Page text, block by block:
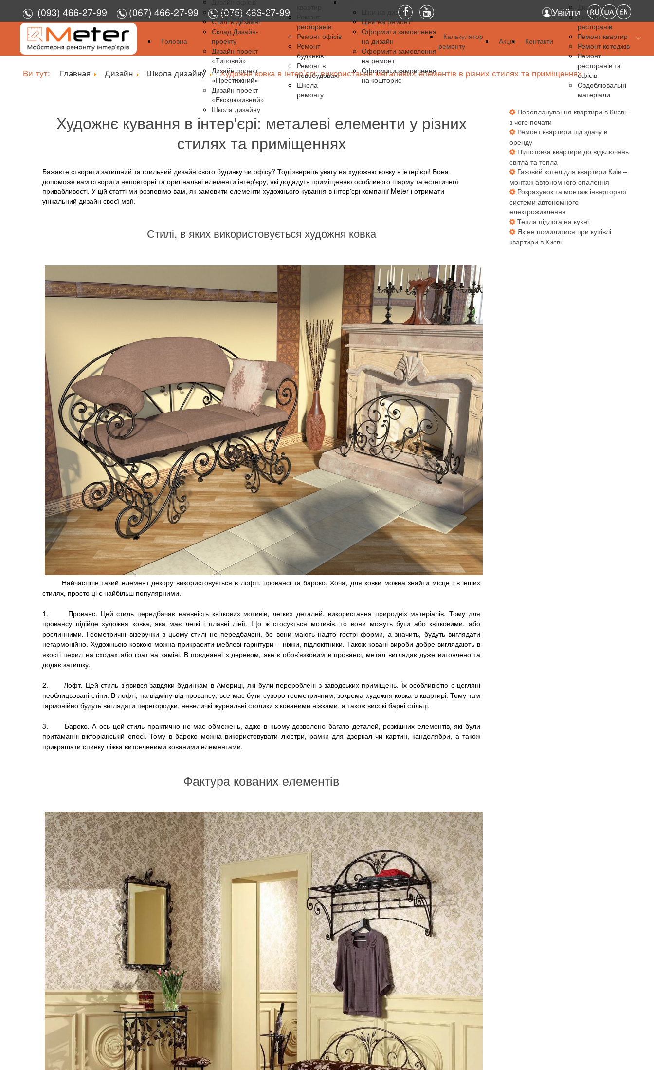
(093) 466-27-99 (067) 466-27-99 (075) 466-27-99 Увійти
Головна
Дизайн ресторанів
Стилі в дизайні
Склад Дизайн-
проекту
Дизайн проект
«Типовий»
Дизайн проект
«Престижний»
Дизайн проект
«Ексклюзивний»
Школа дизайну
ресторанів
Ремонт офісів
Ремонт
будинків
Ремонт в
новобудовах
Школа
ремонту
Ціни на дизайн
Ціни на ремонт
Оформити замовлення
на дизайн
Оформити замовлення
на ремонт
Оформити замовлення
на кошторис
Калькулятор
ремонту
Акція Контакти
Дизайн офісів
Дизайн
ресторанів
Ремонт квартир
Ремонт котеджів
Ремонт
ресторанів та
офісів
Оздоблювальні
матеріали
Ви тут: Главная Дизайн Школа дизайну Художня ковка в інтер’єрі: використання металевих елементів в різних стилях та приміщеннях
Художнє кування в інтер'єрі: металеві елементи у різних
стилях та приміщеннях
Бажаєте створити затишний та стильний дизайн свого будинку чи офісу? Тоді зверніть увагу на художню ковку в інтер'єрі! Вона
допоможе вам створити неповторні та оригінальні елементи інтер'єру, які додадуть приміщенню особливого шарму та естетичної
привабливості. У цій статті ми розповімо вам, як замовити елементи художнього кування в інтер'єрі компанії Meter і отримати
унікальний дизайн своєї мрії.
Стилі, в яких використовується художня ковка
Найчастіше такий елемент декору використовується в лофті, провансі та бароко. Хоча, для ковки можна знайти місце і в інших
стилях, просто ці є найбільш популярними.
1. Прованс. Цей стиль передбачає наявність квіткових мотивів, легких деталей, використання природніх матеріалів. Тому для
провансу підійде художня ковка, яка має легкі і плавні лінії. Що ж стосується мотивів, то вони можуть бути або квітковими, або
рослинними. Геометричні візерунки в цьому стилі не передбачені, бо вони мають надто гострі форми, а значить, будуть виглядати
негармонійно. Художньою ковкою можна прикрасити меблеві гарнітури – ніжки, підлокітники. Також ковані вироби добре виглядають в
якості перил на сходах або грат на каміні. В поєднанні з деревом, яке є обов’язковим в провансі, метал виглядає дуже витончено та
додає затишку.
2. Лофт. Цей стиль з’явився завдяки будинкам в Америці, які були перероблені з заводських приміщень. Їх особливістю є цегляні
необлицьовані стіни. В лофті, на відміну від провансу, все має бути суворо геометричним, зокрема художня ковка в квартирі. Тому там
гармонійно будуть виглядати перегородки, невеличкі журнальні столики з кованими ніжками, а також високі барні стільці.
3. Бароко. А ось цей стиль практично не має обмежень, адже в ньому дозволено багато деталей, розкішних елементів, які були
притаманні вікторіанській епосі. Тому в бароко можна використовувати люстри, рамки для дзеркал чи картин, канделябри, а також
прикрашати спинку ліжка витонченими кованими елементами.
Фактура кованих елементів
Перепланування квартири в Києві -
з чого почати
Ремонт квартири під здачу в
оренду
Підготовка квартири до відключень
світла та тепла
Газовий котел для квартири Київ –
монтаж автономного опалення
Розрахунок та монтаж інверторної
системи автономного
електроживлення
Тепла підлога на кухні
Як не помилитися при купівлі
квартири в Києві